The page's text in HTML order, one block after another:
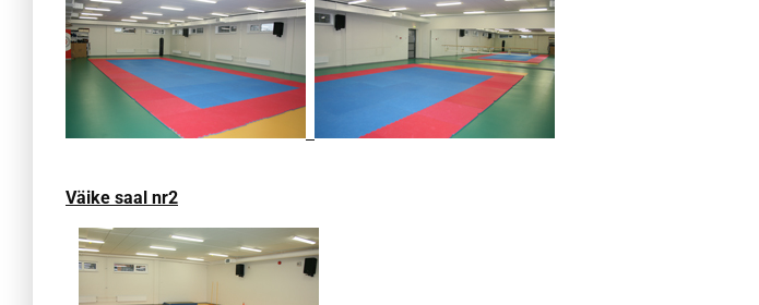
Väike saal nr2